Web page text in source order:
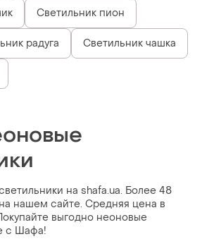
Светильник пион
радуга Светильник чашка
на shafa.ua. Более 48
нашем сайте. Средняя цена в
выгодно неоновые
с Шафа!